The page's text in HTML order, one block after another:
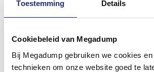
Toestemming Details
Cookiebeleid van Megadump
Bij Megadump gebruiken we cookies
technieken om onze website goed te
Vrijstaande Badkraan Boss
Handdoucheset Messing
Chroom
Binnen 1 week geleverd
Uitloop